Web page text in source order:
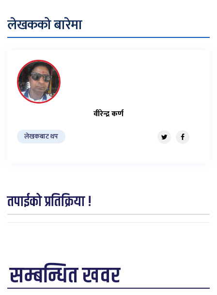
लेखकको बारेमा
वीरेन्द्र कर्ण
लेखकबाट थप
तपाईको प्रतिक्रिया !
सम्बन्धित खवर